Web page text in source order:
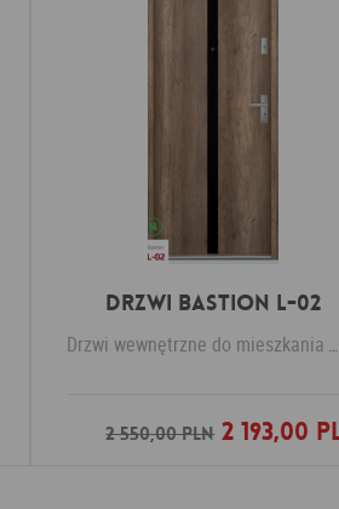
Drzwi Bastion L-02
Drzwi wewnętrzne do mieszkania
2 550,00 PLN2 193,00
Dodaj do ulubionych